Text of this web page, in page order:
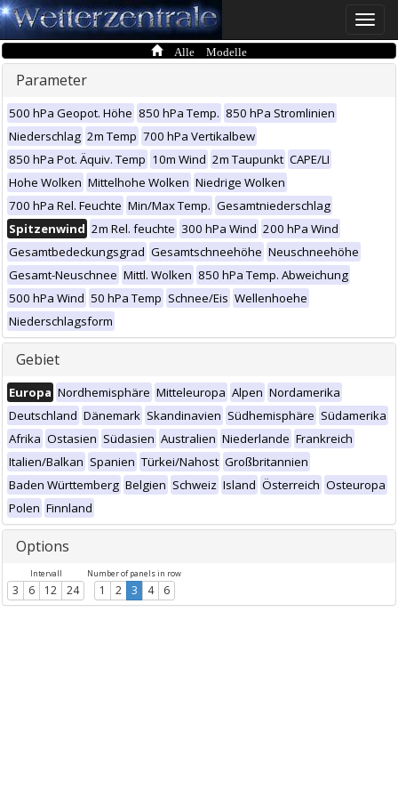
Toggle
Alle Modelle
Parameter
500 hPa Geopot. Höhe 850 hPa Temp. 850 hPa Stromlinien
Niederschlag 2m Temp 700 hPa Vertikalbew
850 hPa Pot. Äquiv. Temp 10m Wind 2m Taupunkt CAPE/LI
Hohe Wolken Mittelhohe Wolken Niedrige Wolken
700 hPa Rel. Feuchte Min/Max Temp. Gesamtniederschlag
Spitzenwind 2m Rel. feuchte 300 hPa Wind 200 hPa Wind
Gesamtbedeckungsgrad Gesamtschneehöhe Neuschneehöhe
Gesamt-Neuschnee Mittl. Wolken 850 hPa Temp. Abweichung
500 hPa Wind 50 hPa Temp Schnee/Eis Wellenhoehe
Niederschlagsform
Gebiet
Europa Nordhemisphäre Mitteleuropa Alpen Nordamerika
Deutschland Dänemark Skandinavien Südhemisphäre Südamerika
Afrika Ostasien Südasien Australien Niederlande Frankreich
Italien/Balkan Spanien Türkei/Nahost Großbritannien
Baden Württemberg Belgien Schweiz Island Österreich Osteuropa
Polen Finnland
Options
Intervall
3 6 12 24
Number of panels in row
1 2 3 4 6